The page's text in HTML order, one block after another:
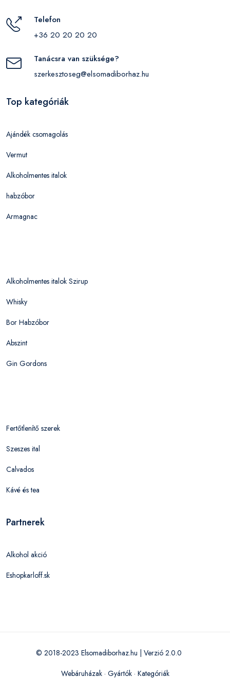
Telefon
+36 20 20 20 20
Tanácsra van szüksége?
szerkesztoseg@elsomadiborhaz.hu
Top kategóriák
Ajándék csomagolás
Vermut
Alkoholmentes italok
habzóbor
Armagnac
Alkoholmentes italok Szirup
Whisky
Bor Habzóbor
Abszint
Gin Gordons
Fertőtlenítő szerek
Szeszes ital
Calvados
Kávé és tea
Partnerek
Alkohol akció
Eshopkarloff.sk
© 2018-2023 Elsomadiborhaz.hu | Verzió 2.0.0
Webáruházak· Gyártók· Kategóriák